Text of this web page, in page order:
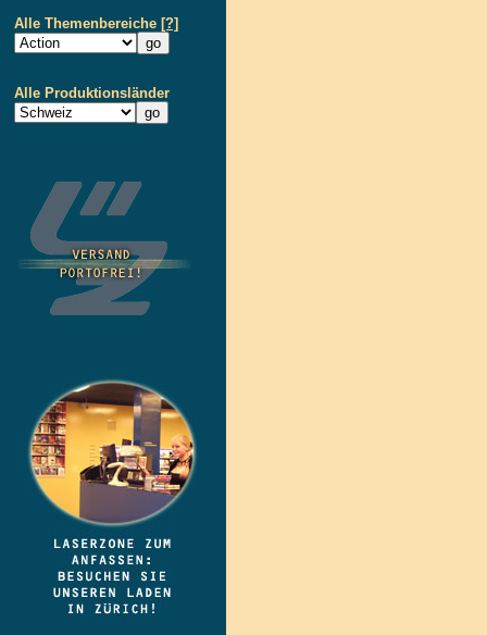
Alle Themenbereiche [?]
Alle Produktionsländer